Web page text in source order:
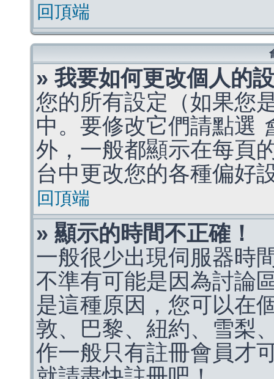
回頂端
» 我要如何更改個人的
您的所有設定（如果您
中。要修改它們請點選
外，一般都顯示在每頁
台中更改您的各種偏好
回頂端
» 顯示的時間不正確！
一般很少出現伺服器時
不準有可能是因為討論
是這種原因，您可以在
敦、巴黎、紐約、雪梨
作一般只有註冊會員才